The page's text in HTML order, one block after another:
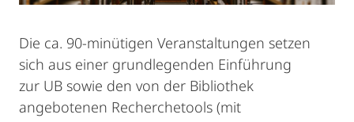
Die ca. 90-minütigen Veranstaltungen setzen
sich aus einer grundlegenden Einführung
zur UB sowie den von der Bibliothek
angebotenen Recherchetools (mit